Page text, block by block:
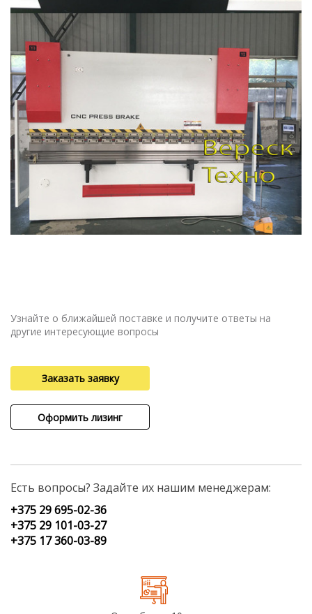
Узнайте о ближайшей поставке и получите ответы на
другие интересующие вопросы
Заказать заявку
Оформить лизинг
Есть вопросы? Задайте их нашим менеджерам:
+375 29 695-02-36
+375 29 101-03-27
+375 17 360-03-89